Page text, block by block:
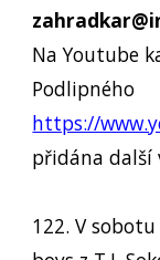
Na Youtube
Podlipného
https://
přidána další
122. V